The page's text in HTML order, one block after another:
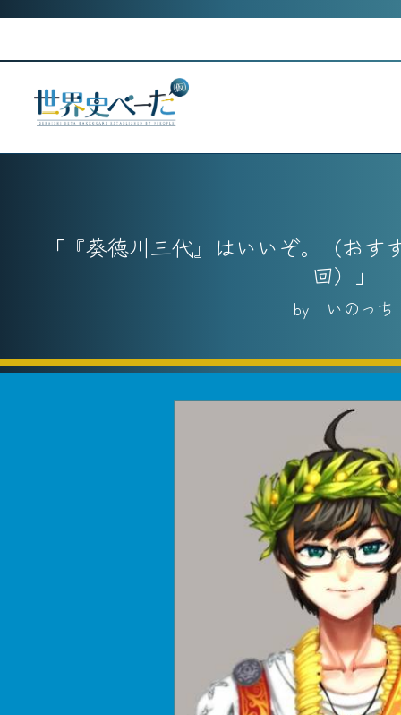
『葵徳川三代』はいいぞ。（お
回）
いのっち